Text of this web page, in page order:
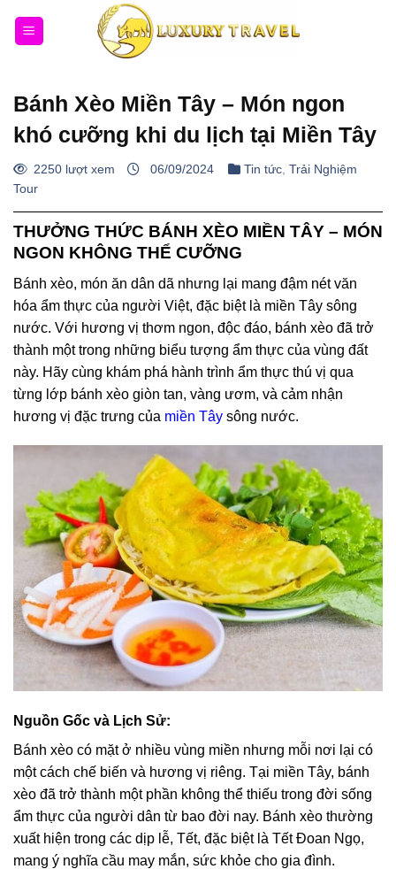
Bánh Xèo Miền Tây – Món ngon
khó cưỡng khi du lịch tại Miền Tây
2250 lượt xem 06/09/2024 Tin tức Trải Nghiệm
Tour
THƯỞNG THỨC BÁNH XÈO MIỀN TÂY – MÓN
NGON KHÔNG THỂ CƯỠNG
Bánh xèo, món ăn dân dã nhưng lại mang đậm nét văn
hóa ẩm thực của người Việt, đặc biệt là miền Tây sông
nước. Với hương vị thơm ngon, độc đáo, bánh xèo đã trở
thành một trong những biểu tượng ẩm thực của vùng đất
này. Hãy cùng khám phá hành trình ẩm thực thú vị qua
từng lớp bánh xèo giòn tan, vàng ươm, và cảm nhận
hương vị đặc trưng của miền Tây sông nước.
Nguồn Gốc và Lịch Sử:
Bánh xèo có mặt ở nhiều vùng miền nhưng mỗi nơi lại có
một cách chế biến và hương vị riêng. Tại miền Tây, bánh
xèo đã trở thành một phần không thể thiếu trong đời sống
ẩm thực của người dân từ bao đời nay. Bánh xèo thường
xuất hiện trong các dịp lễ, Tết, đặc biệt là Tết Đoan Ngọ,
mang ý nghĩa cầu may mắn, sức khỏe cho gia đình.